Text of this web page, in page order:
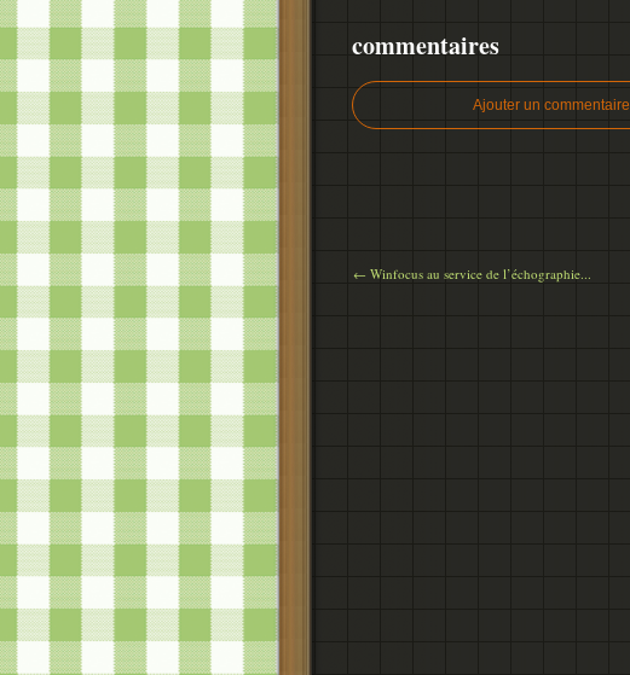
commentaires
Ajouter un commentaire
← Winfocus au service de l’échographie...